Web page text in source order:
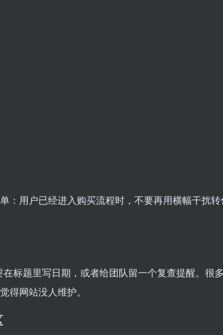
用户已经进入购买流程时，不要再用横幅干扰转
标题里写日期，或者给团队留一个复查提醒。很
得网站没人维护。